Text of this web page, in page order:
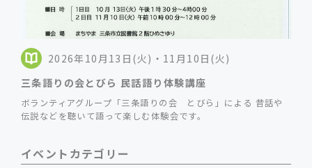
2026年10月13日(火)・11月10日(火)
三条語りの会とびら 民話語り体験講座
ボランティアグループ「三条語りの会 とびら」による 昔話や
伝説などを聴いて語って楽しむ体験会です。
イベントカテゴリー